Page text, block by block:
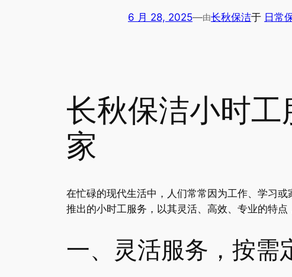
6 月 28, 2025—由长秋保洁于 日常
长秋保洁小时
家
在忙碌的现代生活中，人们常常因为工作、学习
推出的小时工服务，以其灵活、高效、专业的特
一、灵活服务，按需